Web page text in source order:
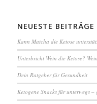
NEUESTE BEITRÄGE
Kann Matcha die Ketose
Unterbricht Wein die Ketose?
Dein Ratgeber für Gesundheit
Ketogene Snacks für unterwegs